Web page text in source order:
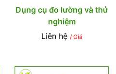
Dụng cụ đo lường và thử
nghiệm
Liên hệ / Giá